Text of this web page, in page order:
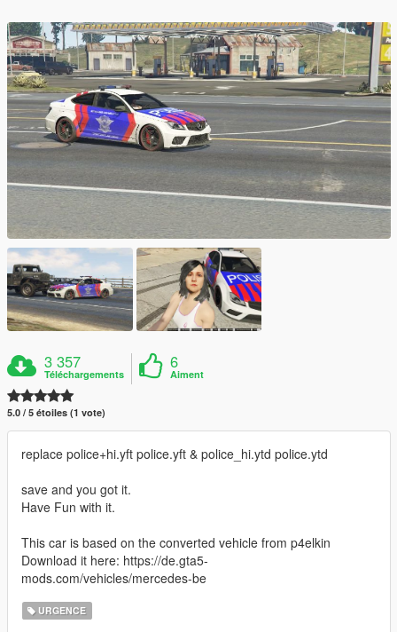
3 357
Téléchargements
6
Aiment
5.0 / 5 étoiles (1 vote)
replace police+hi.yft police.yft & police_hi.ytd police.ytd
save and you got it.
Have Fun with it.
This car is based on the converted vehicle from p4elkin
Download it here: https://de.gta5-
mods.com/vehicles/mercedes-be
URGENCE